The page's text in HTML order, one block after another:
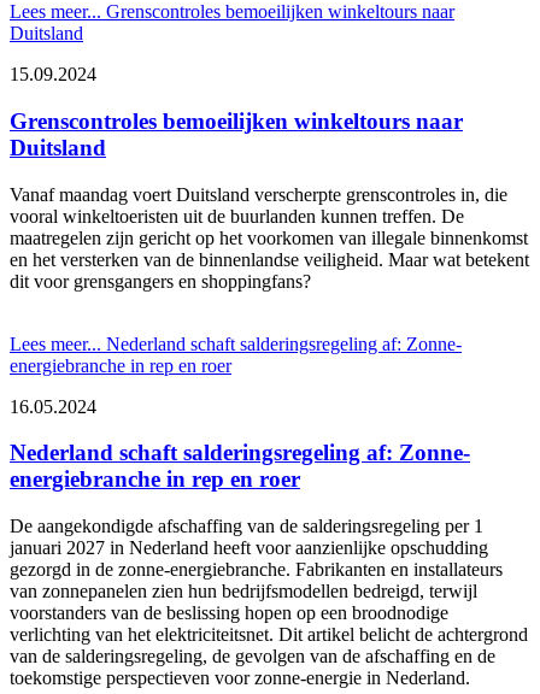
Lees meer... Grenscontroles bemoeilijken winkeltours naar
Duitsland
15.09.2024
Grenscontroles bemoeilijken winkeltours naar
Duitsland
Vanaf maandag voert Duitsland verscherpte grenscontroles in, die
vooral winkeltoeristen uit de buurlanden kunnen treffen. De
maatregelen zijn gericht op het voorkomen van illegale binnenkomst
en het versterken van de binnenlandse veiligheid. Maar wat betekent
dit voor grensgangers en shoppingfans?
Lees meer... Nederland schaft salderingsregeling af: Zonne-
energiebranche in rep en roer
16.05.2024
Nederland schaft salderingsregeling af: Zonne-
energiebranche in rep en roer
De aangekondigde afschaffing van de salderingsregeling per 1
januari 2027 in Nederland heeft voor aanzienlijke opschudding
gezorgd in de zonne-energiebranche. Fabrikanten en installateurs
van zonnepanelen zien hun bedrijfsmodellen bedreigd, terwijl
voorstanders van de beslissing hopen op een broodnodige
verlichting van het elektriciteitsnet. Dit artikel belicht de achtergrond
van de salderingsregeling, de gevolgen van de afschaffing en de
toekomstige perspectieven voor zonne-energie in Nederland.